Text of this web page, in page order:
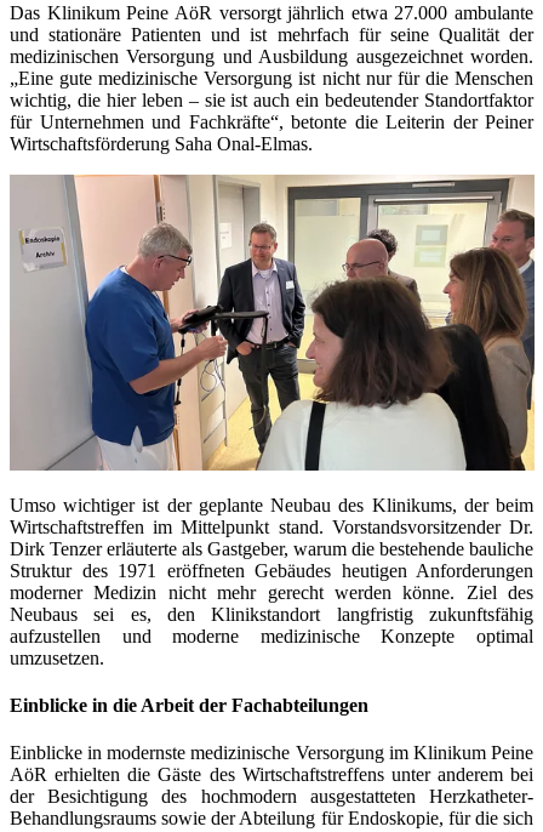
Das Klinikum Peine AöR versorgt jährlich etwa 27.000 ambulante
und stationäre Patienten und ist mehrfach für seine Qualität der
medizinischen Versorgung und Ausbildung ausgezeichnet worden.
„Eine gute medizinische Versorgung ist nicht nur für die Menschen
wichtig, die hier leben – sie ist auch ein bedeutender Standortfaktor
für Unternehmen und Fachkräfte“, betonte die Leiterin der Peiner
Wirtschaftsförderung Saha Onal-Elmas.
Umso wichtiger ist der geplante Neubau des Klinikums, der beim
Wirtschaftstreffen im Mittelpunkt stand. Vorstandsvorsitzender Dr.
Dirk Tenzer erläuterte als Gastgeber, warum die bestehende bauliche
Struktur des 1971 eröffneten Gebäudes heutigen Anforderungen
moderner Medizin nicht mehr gerecht werden könne. Ziel des
Neubaus sei es, den Klinikstandort langfristig zukunftsfähig
aufzustellen und moderne medizinische Konzepte optimal
umzusetzen.
Einblicke in die Arbeit der Fachabteilungen
Einblicke in modernste medizinische Versorgung im Klinikum Peine
AöR erhielten die Gäste des Wirtschaftstreffens unter anderem bei
der Besichtigung des hochmodern ausgestatteten Herzkatheter-
Behandlungsraums sowie der Abteilung für Endoskopie, für die sich